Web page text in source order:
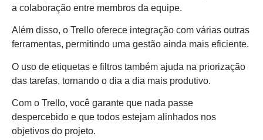
a colaboração entre membros da equipe.
Além disso, o Trello oferece integração com várias outras
ferramentas, permitindo uma gestão ainda mais eficiente.
O uso de etiquetas e filtros também ajuda na priorização
das tarefas, tornando o dia a dia mais produtivo.
Com o Trello, você garante que nada passe
despercebido e que todos estejam alinhados nos
objetivos do projeto.